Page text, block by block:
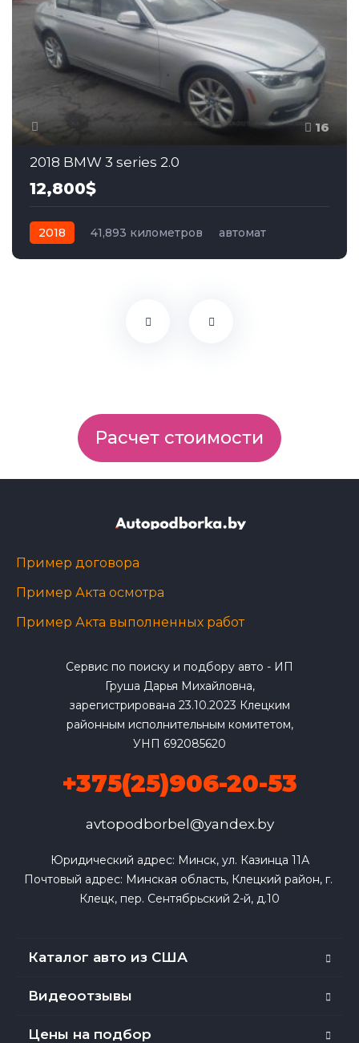
16
2018 BMW 3 series 2.0
12,800$
2018 41,893 километров
автомат
Расчет стоимости
Пример договора
Пример Акта осмотра
Пример Акта выполненных работ
Сервис по поиску и подбору авто - ИП
Груша Дарья Михайловна,
зарегистрирована 23.10.2023 Клецким
районным исполнительным комитетом,
УНП 692085620
+375(25)906-20-53
avtopodborbel@yandex.by
Юридический адрес: Минск, ул. Казинца 11А
Почтовый адрес: Минская область, Клецкий район, г.
Клецк, пер. Сентябрьский 2-й, д.10
Каталог авто из США
Видеоотзывы
Цены на подбор